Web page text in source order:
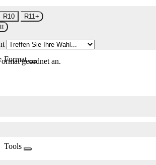
R10
R11+
Formatgeordnet an.
Tools